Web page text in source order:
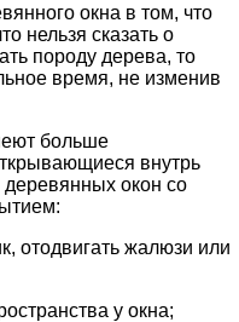
окна в том, что
нельзя сказать о
породу дерева, то
время, не изменив
больше
внутрь
окон со
отодвигать жалюзи или
у окна;